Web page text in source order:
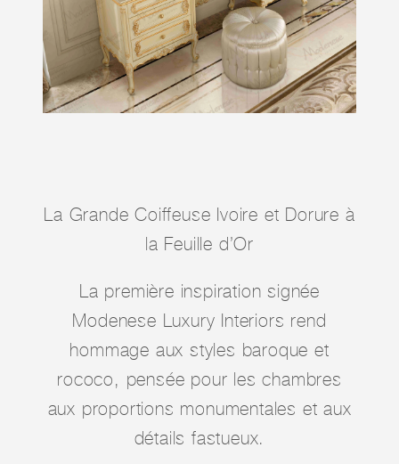
La Grande Coiffeuse Ivoire et Dorure à
la Feuille d’Or
La première inspiration signée
Modenese Luxury Interiors rend
hommage aux styles baroque et
rococo, pensée pour les chambres
aux proportions monumentales et aux
détails fastueux.